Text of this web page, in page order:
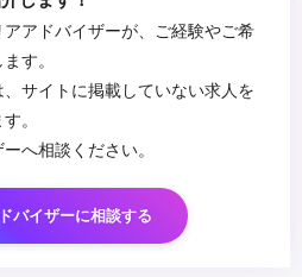
アドバイザーが、ご経験やご希
す。
サイトに掲載していない求人を
。
へ相談ください。
バイザーに相談する